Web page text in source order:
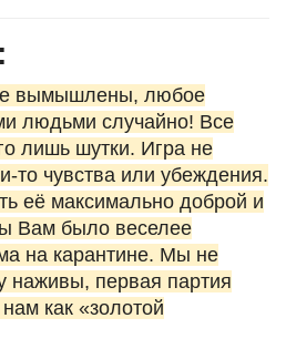
вымышлены, любое
людьми случайно! Все
лишь шутки. Игра не
то чувства или убеждения.
её максимально доброй и
Вам было веселее
на карантине. Мы не
наживы, первая партия
как «золотой